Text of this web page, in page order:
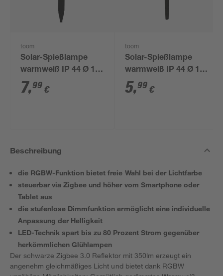
toom
Solar-Spießlampe
warmweiß IP 44 Ø 15
x 44 cm
7,99 €
toom
Solar-Spießlampe
warmweiß IP 44 Ø 10
x 39 cm
5,99 €
Beschreibung
die RGBW-Funktion bietet freie Wahl bei der Lichtfarbe
steuerbar via Zigbee und höher vom Smartphone oder
Tablet aus
die stufenlose Dimmfunktion ermöglicht eine individuelle
Anpassung der Helligkeit
LED-Technik spart bis zu 80 Prozent Strom gegenüber
herkömmlichen Glühlampen
Der schwarze Zigbee 3.0 Reflektor mit 350lm erzeugt ein
angenehm gleichmäßiges Licht und bietet dank RGBW